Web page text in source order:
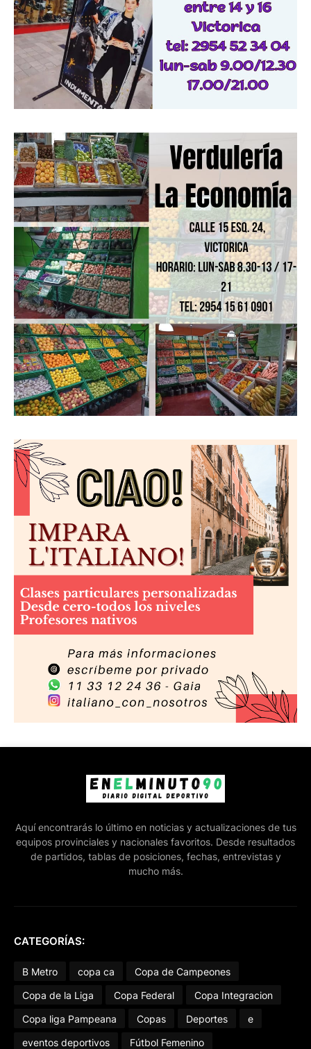
Aquí encontrarás lo último en noticias y actualizaciones de tus
equipos provinciales y nacionales favoritos. Desde resultados
de partidos, tablas de posiciones, fechas, entrevistas y
mucho más.
CATEGORÍAS:
B Metro copa ca
Copa de Campeones
Copa de la Liga
Copa Federal
Copa Integracion
Copa liga Pampeana
Copas Deportes
e
eventos deportivos
Fútbol Femenino